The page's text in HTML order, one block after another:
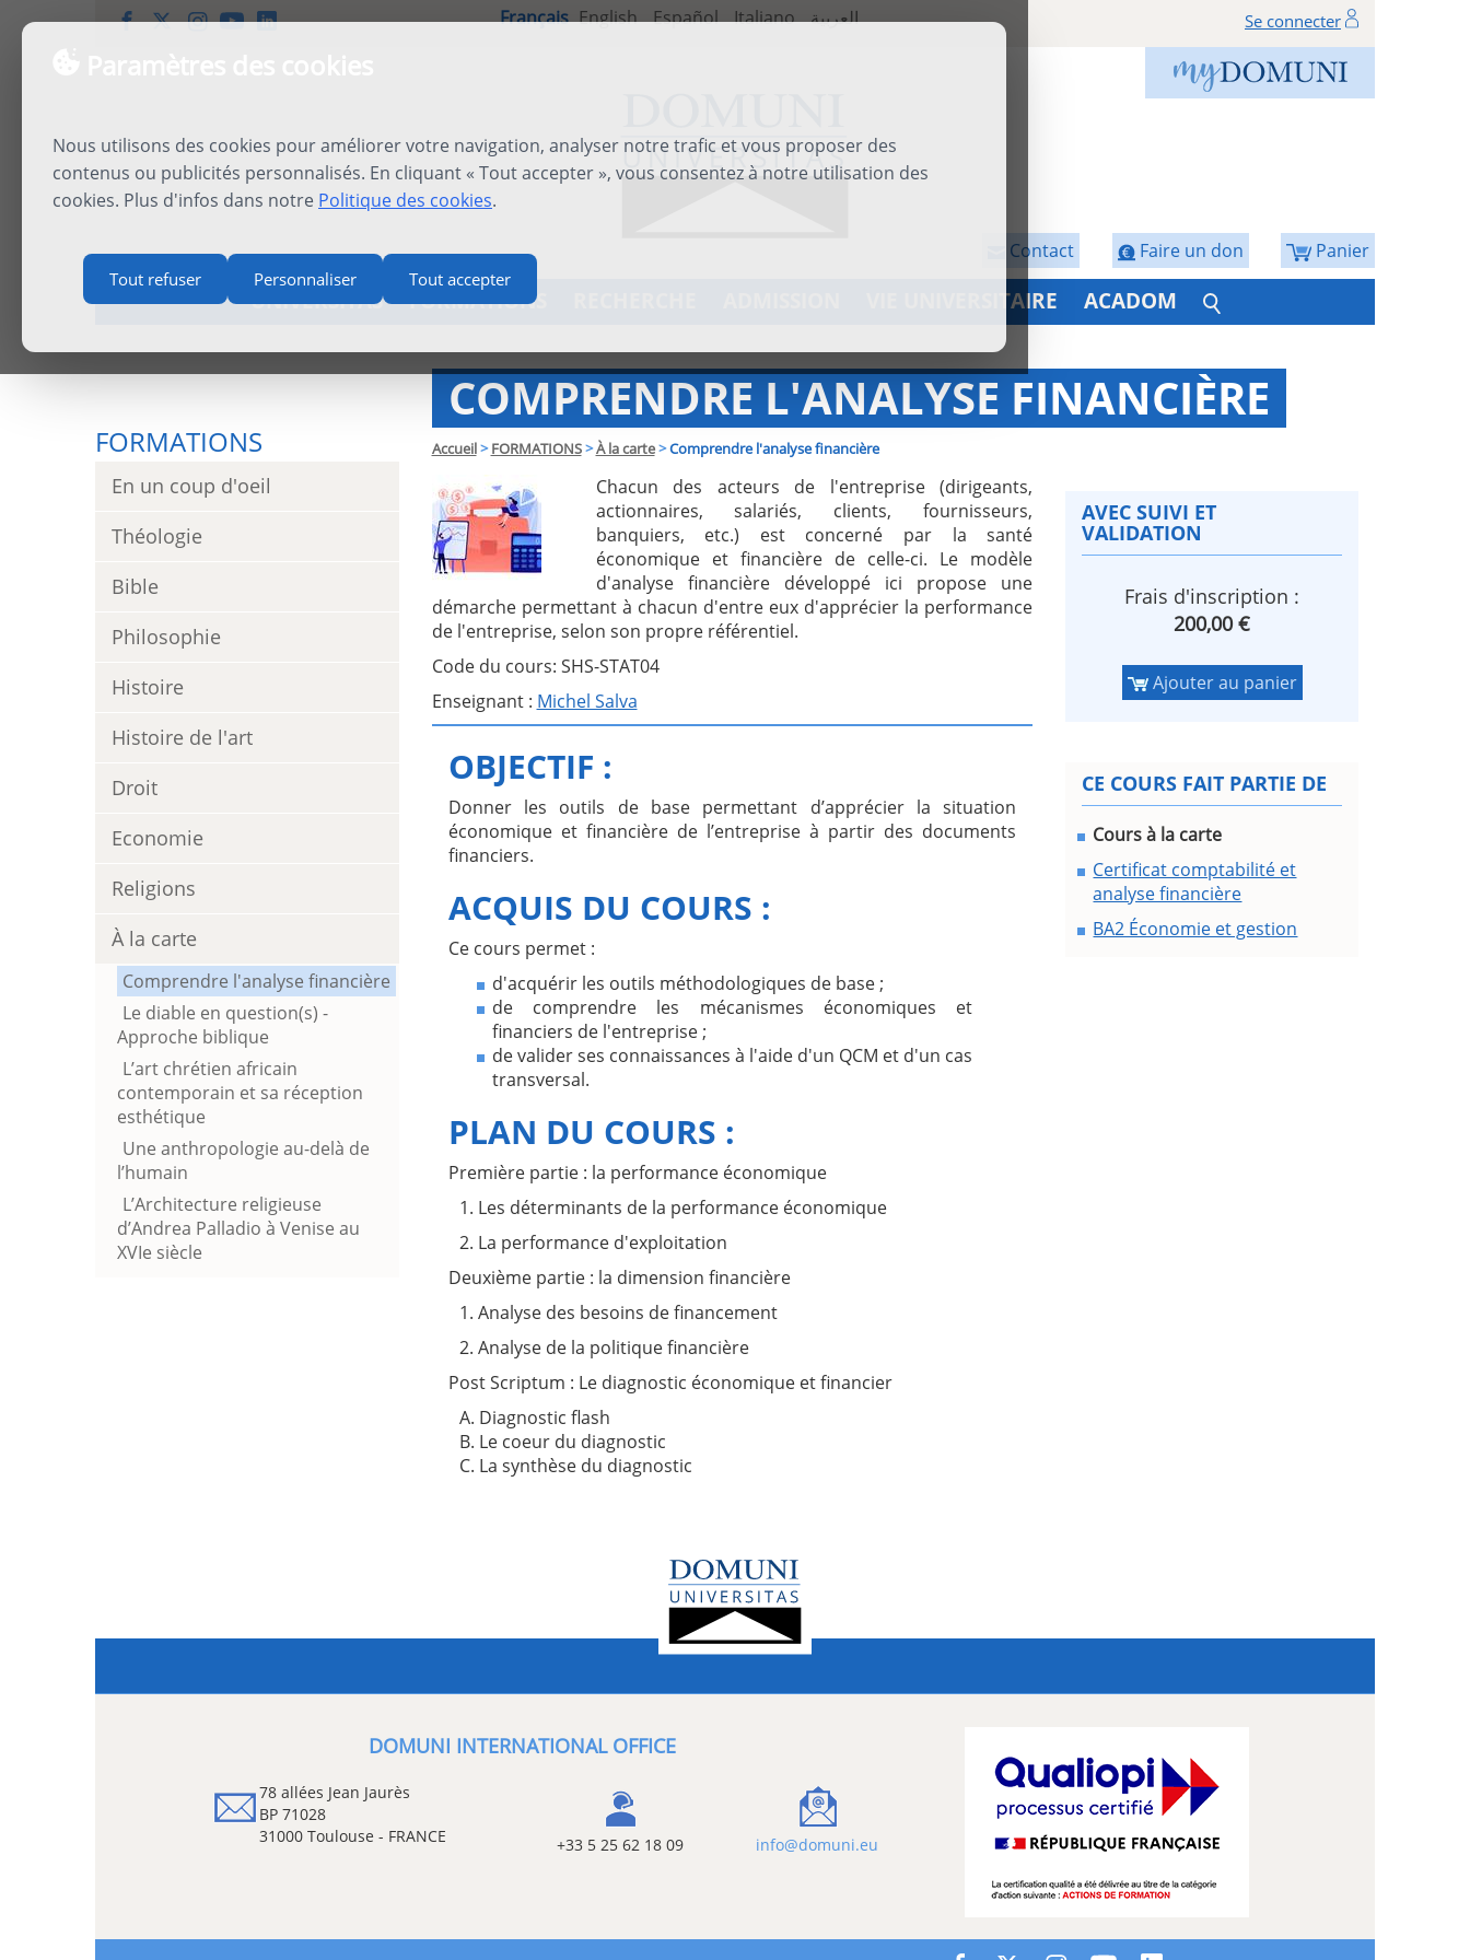
Nous utilisons des cookies pour améliorer votre navigation, analyser notre trafic et vous proposer des
contenus ou publicités personnalisés. En cliquant « Tout accepter », vous consentez à notre utilisation des
cookies. Plus d'infos dans notre Politique des cookies.
Tout refuser Personnaliser Tout accepter
Français English Español Italiano العربية Se connecter
Panier
Faire un don
Contact
UNIVERSITAS FORMATIONS VIE UNIVERSITAIRE ACADOM
FORMATIONS
En un coup d'oeil
Théologie
Bible
Philosophie
Histoire
Histoire de l'art
Droit
Economie
Religions
À la carte
Comprendre l'analyse financière
Le diable en question(s) -
Approche biblique
L’art chrétien africain
contemporain et sa réception
esthétique
Une anthropologie au-delà de
l’humain
L’Architecture religieuse
d’Andrea Palladio à Venise au
XVIe siècle
COMPRENDRE L'ANALYSE FINANCIÈRE
Accueil> FORMATIONS>À la carte>Comprendre l'analyse financière
Chacun des acteurs de l'entreprise (dirigeants,
actionnaires, salariés, clients, fournisseurs,
banquiers, etc.) est concerné par la santé
économique et financière de celle-ci. Le modèle
d'analyse financière développé ici propose une
démarche permettant à chacun d'entre eux d'apprécier la performance
de l'entreprise, selon son propre référentiel.
Code du cours: SHS-STAT04
Enseignant : Michel Salva
OBJECTIF :
Donner les outils de base permettant d’apprécier la situation
économique et financière de l’entreprise à partir des documents
financiers.
ACQUIS DU COURS :
Ce cours permet :
d'acquérir les outils méthodologiques de base ;
de comprendre les mécanismes économiques et
financiers de l'entreprise ;
de valider ses connaissances à l'aide d'un QCM et d'un cas
transversal.
PLAN DU COURS :
Première partie : la performance économique
1. Les déterminants de la performance économique
2. La performance d'exploitation
Deuxième partie : la dimension financière
1. Analyse des besoins de financement
2. Analyse de la politique financière
Post Scriptum : Le diagnostic économique et financier
A. Diagnostic flash
B. Le coeur du diagnostic
C. La synthèse du diagnostic
AVEC SUIVI ET
VALIDATION
Frais d'inscription :
200,00 €
Ajouter au panier
CE COURS FAIT PARTIE DE
Cours à la carte
Certificat comptabilité et
analyse financière
BA2 Économie et gestion
DOMUNI INTERNATIONAL OFFICE
78 allées Jean Jaurès
BP 71028
31000 Toulouse - FRANCE
+33 5 25 62 18 09 info@domuni.eu